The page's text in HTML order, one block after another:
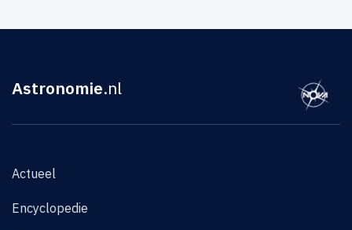
Astronomie.nl
Actueel
Encyclopedie